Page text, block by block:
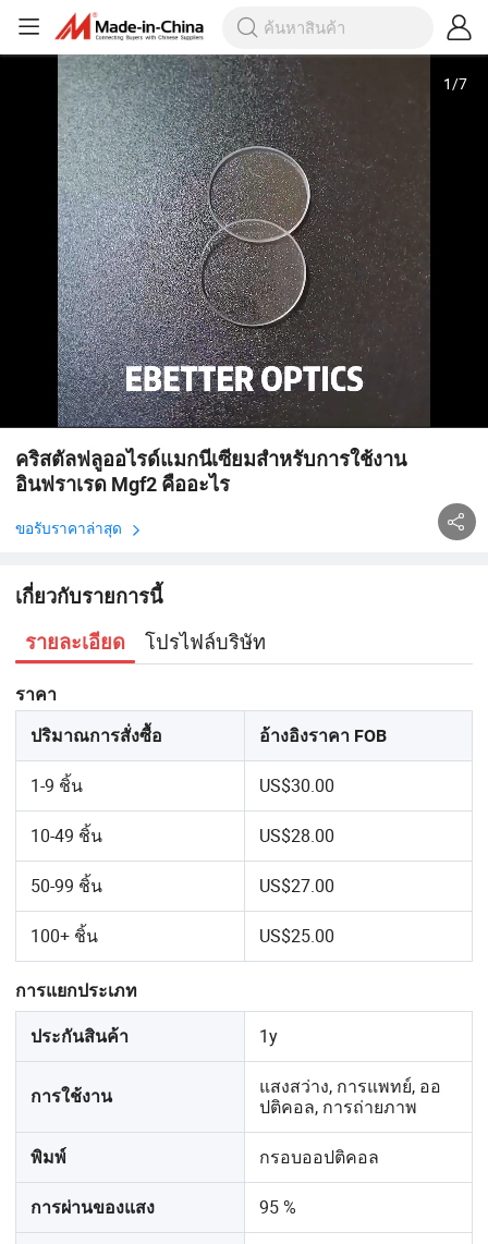
1/7
คริสตัลฟลูออไรด์แมกนีเซียมสำหรับการใช้งาน
อินฟราเรด Mgf2 คืออะไร
ขอรับราคาล่าสุด
เกี่ยวกับรายการนี้
รายละเอียด โปรไฟล์บริษัท
ราคา
ปริมาณการสั่งซื้อ อ้างอิงราคา FOB
1-9 ชิ้น US$30.00
10-49 ชิ้น US$28.00
50-99 ชิ้น US$27.00
100+ ชิ้น US$25.00
การแยกประเภท
ประกันสินค้า 1y
การใช้งาน
แสงสว่าง, การแพทย์, ออ
ปติคอล, การถ่ายภาพ
พิมพ์ กรอบออปติคอล
การผ่านของแสง 95 %